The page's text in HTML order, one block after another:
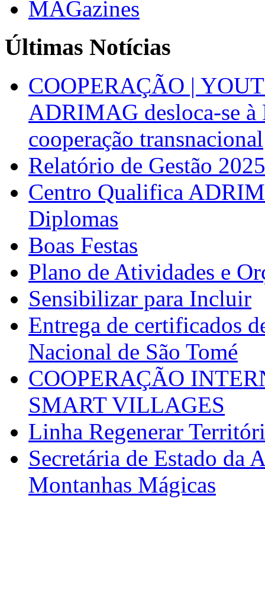
MAGazines
Últimas Notícias
COOPERAÇÃO |
ADRIMAG desloca-se
cooperação transnacional
Relatório de Gestão 2025
Centro Qualifica
Diplomas
Boas Festas
Plano de Atividades e
Sensibilizar para Incluir
Entrega de certificados
Nacional de São Tomé
COOPERAÇÃO
SMART VILLAGES
Linha Regenerar
Secretária de Estado da
Montanhas Mágicas